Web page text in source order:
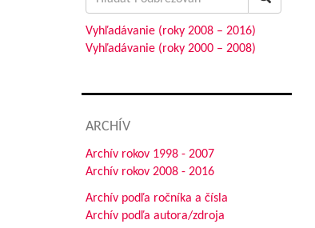
for:
Vyhľadávanie (roky 2008 – 2016)
Vyhľadávanie (roky 2000 – 2008)
ARCHÍV
Archív rokov 1998 - 2007
Archív rokov 2008 - 2016
Archív podľa ročníka a čísla
Archív podľa autora/zdroja